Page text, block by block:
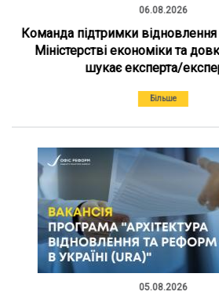
Більше
03.08.2026
Команда підтримки
Міністерства фінансів
чи експертку
Більше